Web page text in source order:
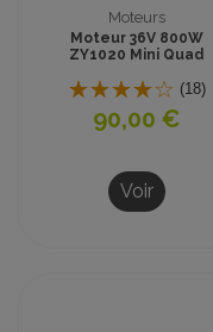
Moteurs
Moteur 36V 800W
ZY1020 Mini Quad
(18)
90,00 €
Voir